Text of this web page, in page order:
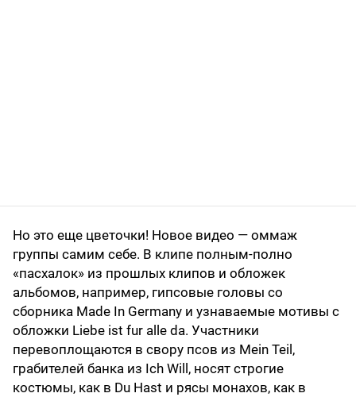
Но это еще цветочки! Новое видео — оммаж
группы самим себе. В клипе полным-полно
«пасхалок» из прошлых клипов и обложек
альбомов, например, гипcовые головы со
сборника Made In Germany и узнаваемые мотивы с
обложки Liebe ist fur alle da. Участники
перевоплощаются в свору псов из Mein Teil,
грабителей банка из Ich Will, носят строгие
костюмы, как в Du Hast и рясы монахов, как в